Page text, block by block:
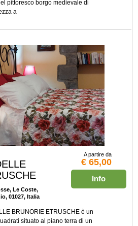
pittoresco borgo medievale di
a
A partire da
€ 65,00
Info
Le Coste,
01027, Italia
BRUNORIE ETRUSCHE è un
situato al piano terra di un